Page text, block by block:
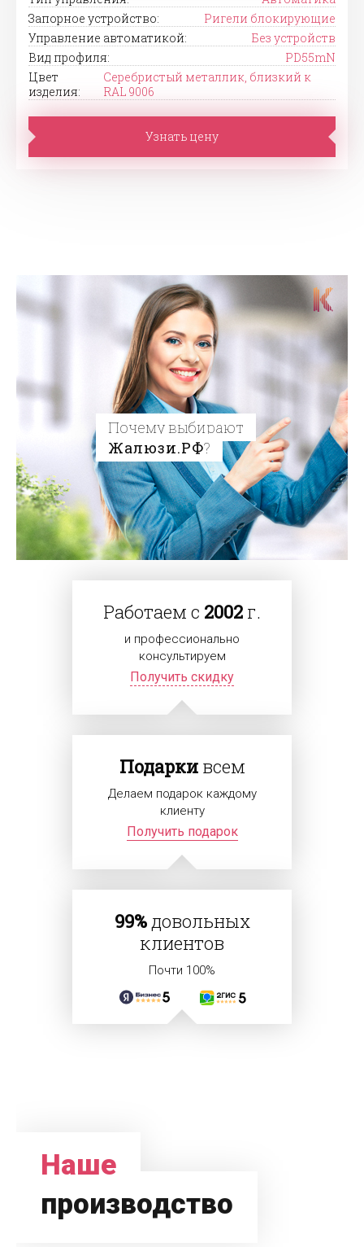
Запорное устройство:
Ригели блокирующие
Управление автоматикой:
Без устройств
Вид профиля:
PD55mN
Цвет
изделия:
Серебристый металлик, близкий к
RAL 9006
Узнать цену
Почему выбирают
Жалюзи.РФ?
Работаем с 2002 г.
и профессионально
консультируем
Получить скидку
Подаркивсем
Делаем подарок каждому
клиенту
Получить подарок
99%довольных
клиентов
Почти 100%
Наше
производство